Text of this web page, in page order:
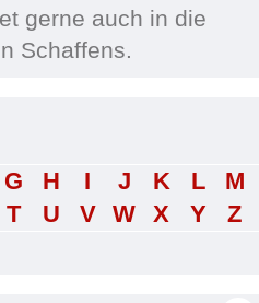
gerne auch in die
Schaffens.
G H I J K L
M
T U V W X Y Z